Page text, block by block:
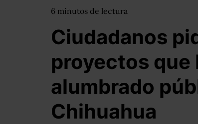
6 minutos de lectura
Ciudadanos
proyectos
alumbrado
Chihuahua